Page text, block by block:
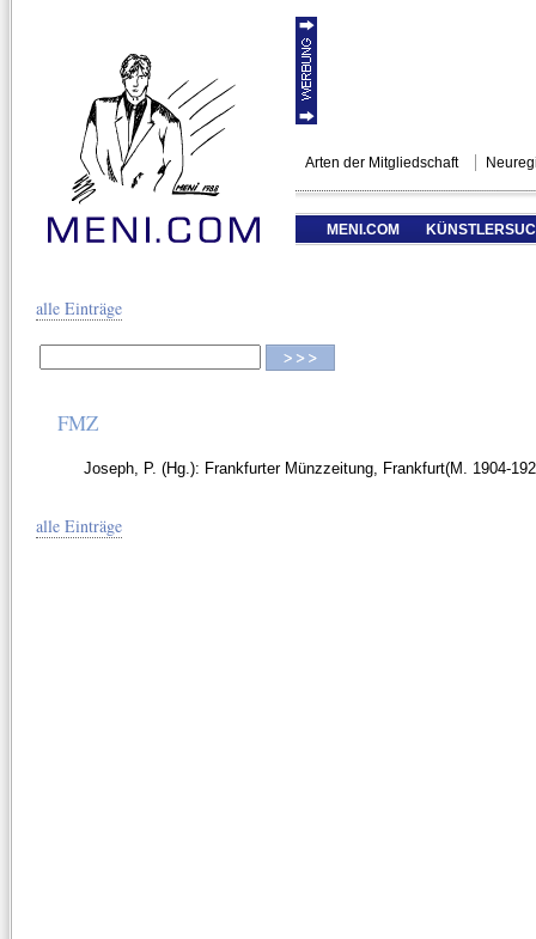
Arten der Mitgliedschaft
MENI.COM
alle Einträge
FMZ
Joseph, P. (Hg.): Frankfurter Münzzeitung, Frankfurt(M. 1904-
alle Einträge